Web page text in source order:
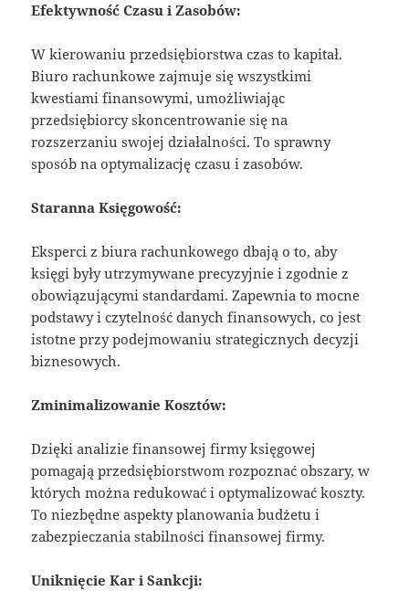
Efektywność Czasu i Zasobów:
W kierowaniu przedsiębiorstwa czas to kapitał.
Biuro rachunkowe zajmuje się wszystkimi
kwestiami finansowymi, umożliwiając
przedsiębiorcy skoncentrowanie się na
rozszerzaniu swojej działalności. To sprawny
sposób na optymalizację czasu i zasobów.
Staranna Księgowość:
Eksperci z biura rachunkowego dbają o to, aby
księgi były utrzymywane precyzyjnie i zgodnie z
obowiązującymi standardami. Zapewnia to mocne
podstawy i czytelność danych finansowych, co jest
istotne przy podejmowaniu strategicznych decyzji
biznesowych.
Zminimalizowanie Kosztów:
Dzięki analizie finansowej firmy księgowej
pomagają przedsiębiorstwom rozpoznać obszary, w
których można redukować i optymalizować koszty.
To niezbędne aspekty planowania budżetu i
zabezpieczania stabilności finansowej firmy.
Uniknięcie Kar i Sankcji: